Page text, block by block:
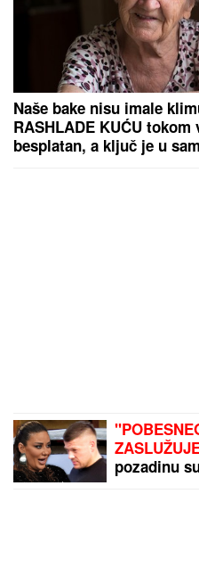
Naše bake nisu imale
RASHLADE KUĆU
besplatan, a ključ je u
pozadinu